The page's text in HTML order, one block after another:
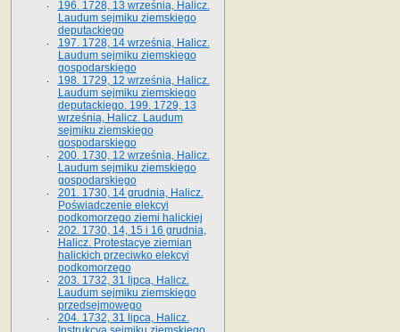
196. 1728, 13 września, Halicz.
Laudum sejmiku ziemskiego
deputackiego
197. 1728, 14 września, Halicz.
Laudum sejmiku ziemskiego
gospodarskiego
198. 1729, 12 września, Halicz.
Laudum sejmiku ziemskiego
deputackiego. 199. 1729, 13
września, Halicz. Laudum
sejmiku ziemskiego
gospodarskiego
200. 1730, 12 września, Halicz.
Laudum sejmiku ziemskiego
gospodarskiego
201. 1730, 14 grudnia, Halicz.
Poświadczenie elekcyi
podkomorzego ziemi halickiej
202. 1730, 14, 15 i 16 grudnia,
Halicz. Protestacye ziemian
halickich przeciwko elekcyi
podkomorzego
203. 1732, 31 lipca, Halicz.
Laudum sejmiku ziemskiego
przedsejmowego
204. 1732, 31 lipca, Halicz.